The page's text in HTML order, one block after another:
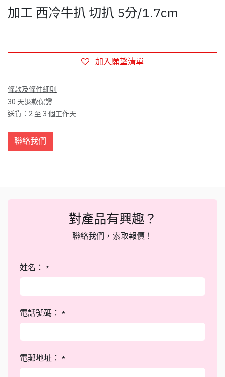
加工 西冷牛扒 切扒 5分/1.7cm
加入願望清單
條款及條件細則
30 天退款保證
送貨：2 至 3 個工作天
聯絡我們
對產品有興趣？
聯絡我們，索取報價！
姓名： *
電話號碼： *
電郵地址： *